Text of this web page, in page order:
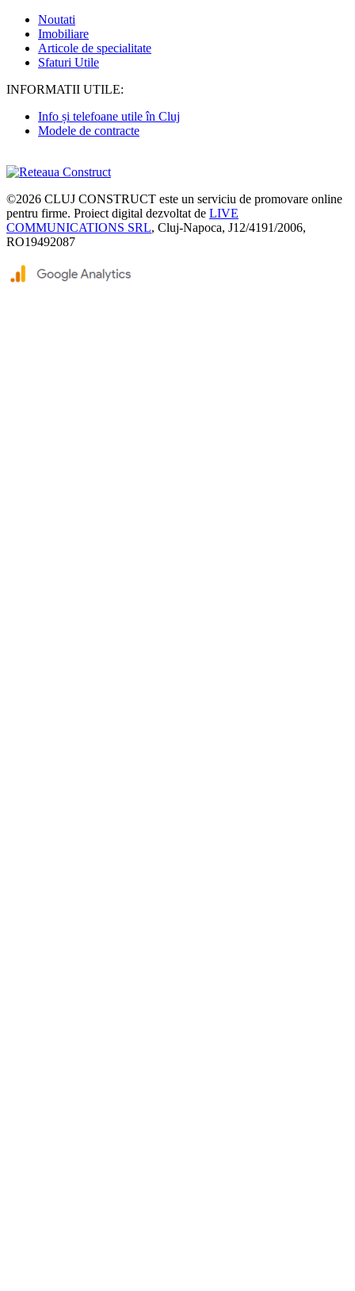
Noutati
Imobiliare
Articole de specialitate
Sfaturi Utile
INFORMATII UTILE:
Info și telefoane utile în Cluj
Modele de contracte
©2026 CLUJ CONSTRUCT este un serviciu de promovare online
pentru firme. Proiect digital dezvoltat de LIVE
COMMUNICATIONS SRL, Cluj-Napoca, J12/4191/2006,
RO19492087